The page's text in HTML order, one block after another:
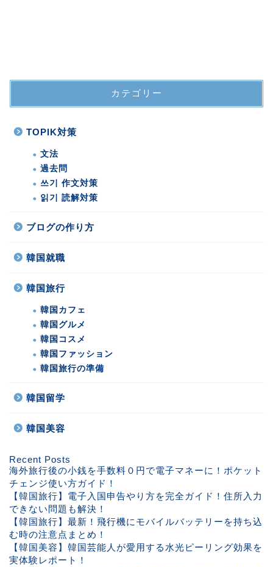
カテゴリー
TOPIK対策
文法
過去問
쓰기 作文対策
읽기 読解対策
ブログの作り方
韓国就職
韓国旅行
韓国カフェ
韓国グルメ
韓国コスメ
韓国ファッション
韓国旅行の準備
韓国留学
韓国美容
Recent Posts
海外旅行後の小銭を手数料０円で電子マネーに！ポケット
チェンジ使い方ガイド！
【韓国旅行】電子入国申告やり方を完全ガイド！住所入力
できない問題も解決！
【韓国旅行】最新！飛行機にモバイルバッテリーを持ち込
む時の注意点まとめ！
【韓国美容】韓国芸能人が愛用する水光ピーリング効果を
実体験レポート！